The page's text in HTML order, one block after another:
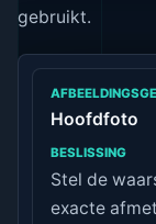
gebruikt.
BESLISSING
Hoofdfoto
Stel de
exacte